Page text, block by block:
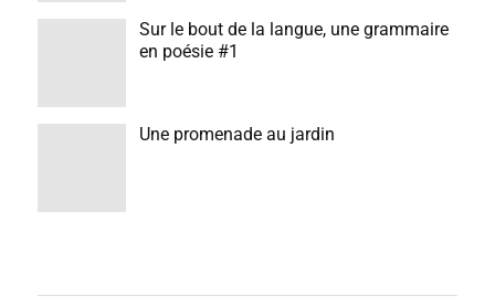
Sur le bout de la langue, une grammaire
en poésie #1
Une promenade au jardin